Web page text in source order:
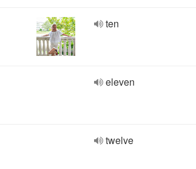
ten
eleven
twelve